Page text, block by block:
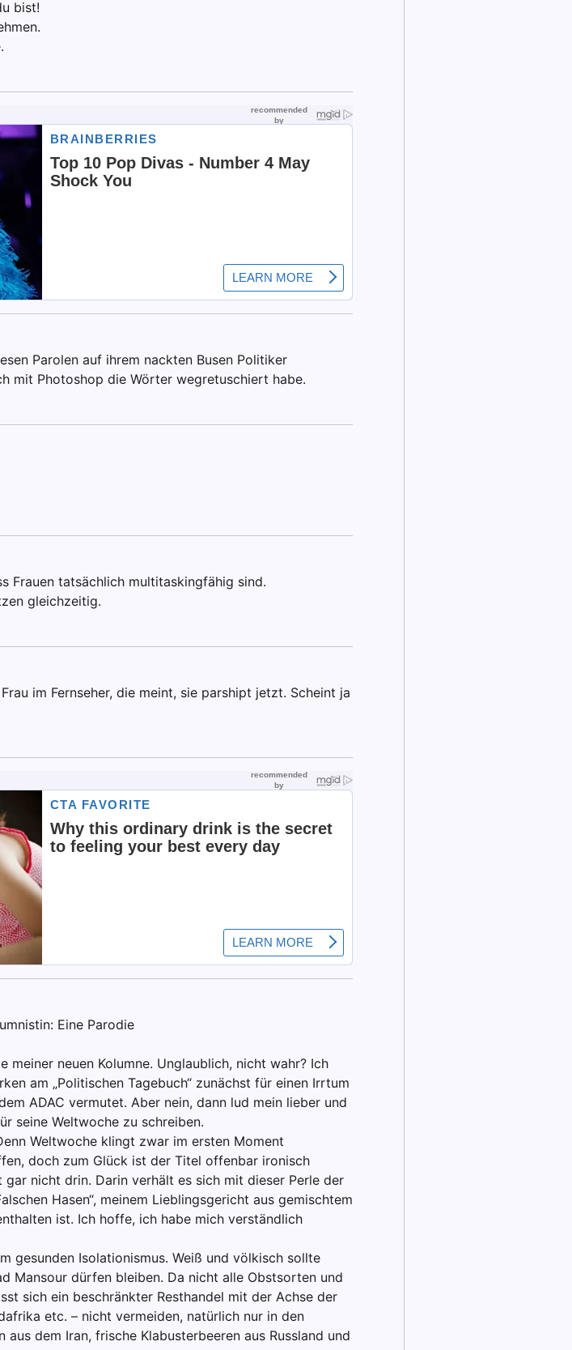
bist!
Parolen auf ihrem nackten Busen Politiker
mit Photoshop die Wörter wegretuschiert habe.
Frauen tatsächlich multitaskingfähig sind.
gleichzeitig.
im Fernseher, die meint, sie parshipt jetzt. Scheint ja
Eine Parodie
meiner neuen Kolumne. Unglaublich, nicht wahr? Ich
am „Politischen Tagebuch“ zunächst für einen Irrtum
ADAC vermutet. Aber nein, dann lud mein lieber und
seine Weltwoche zu schreiben.
Weltwoche klingt zwar im ersten Moment
doch zum Glück ist der Titel offenbar ironisch
nicht drin. Darin verhält es sich mit dieser Perle der
Hasen“, meinem Lieblingsgericht aus gemischtem
ist. Ich hoffe, ich habe mich verständlich
gesunden Isolationismus. Weiß und völkisch sollte
Mansour dürfen bleiben. Da nicht alle Obstsorten und
sich ein beschränkter Resthandel mit der Achse der
etc. – nicht vermeiden, natürlich nur in den
dem Iran, frische Klabusterbeeren aus Russland und